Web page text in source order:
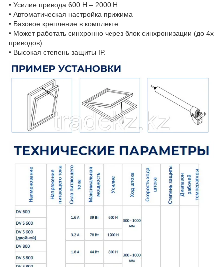
• Усилие привода 600 Н – 2000 Н
• Автоматическая настройка прижима
• Базовое крепление в комплекте
• Может работать синхронно через блок синхронизации (до 4х
приводов)
• Высокая степень защиты IP.